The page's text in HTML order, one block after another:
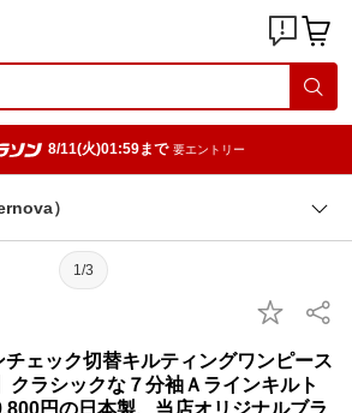
8/11(火)01:59まで 要エントリー
）
1/3
ェック切替キルティングワンピース
ラシックな７分袖Ａラインキルト
円の日本製、当店オリジナルブラ